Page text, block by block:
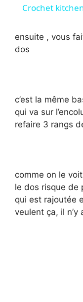
Crochet
ensuite , vous
dos
c’est la même
qui va sur
refaire 3 rangs
comme on le
le dos risque de
qui est rajoutée
veulent ça, il